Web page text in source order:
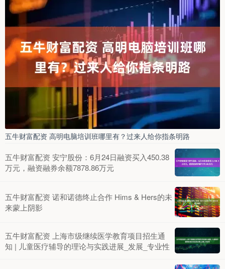
五牛财富配资 高明电脑培训班哪里有？过来人给你指条明路
五牛财富配资 安宁股份：6月24日融资买入450.38
万元，融资融券余额7878.86万元
五牛财富配资 诺和诺德终止合作 Hims & Hers的未
来蒙上阴影
五牛财富配资 上海市级继续医学教育项目招生通
知 | 儿童医疗辅导的理论与实践进展_发展_专业性